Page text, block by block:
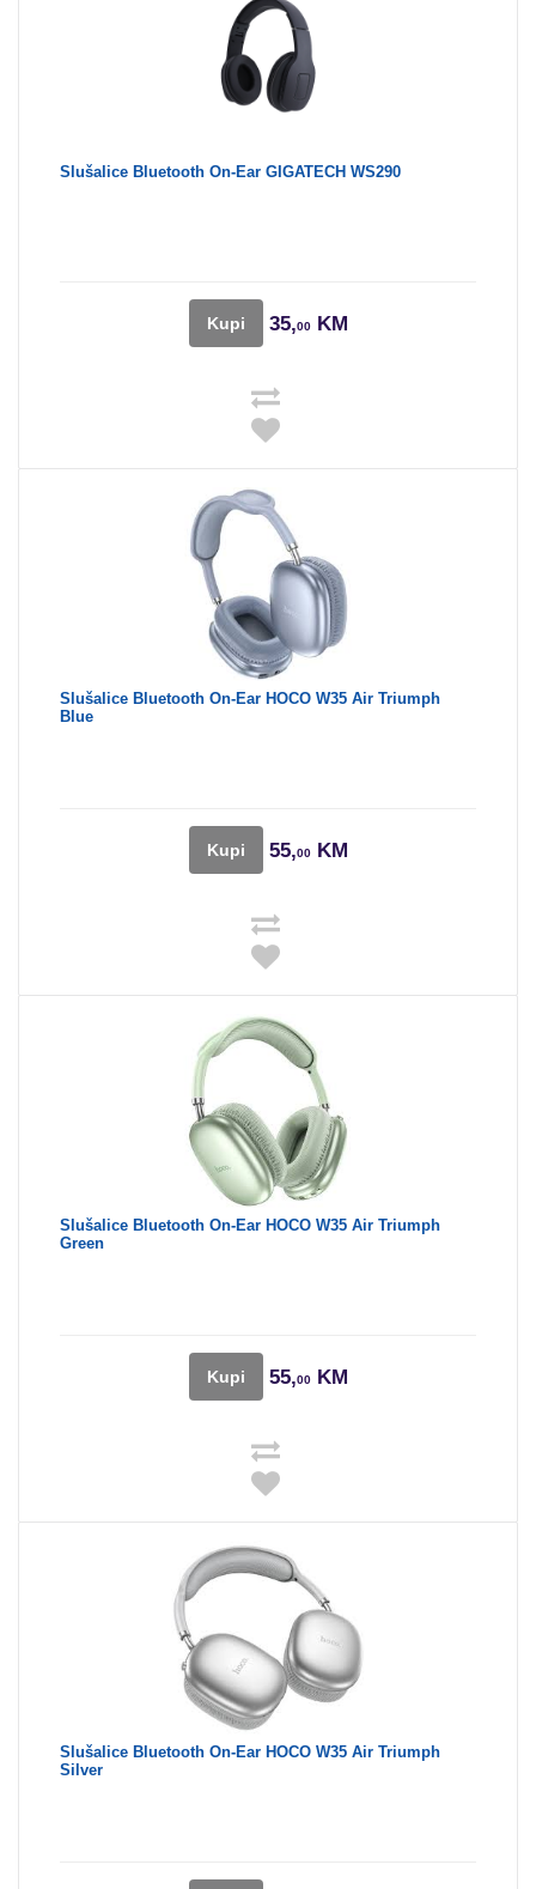
Slušalice Bluetooth On-Ear GIGATECH WS290
Kupi 35,00KM
Slušalice Bluetooth On-Ear HOCO W35 Air Triumph
Blue
Kupi 55,00KM
Slušalice Bluetooth On-Ear HOCO W35 Air Triumph
Green
Kupi 55,00KM
Slušalice Bluetooth On-Ear HOCO W35 Air Triumph
Silver